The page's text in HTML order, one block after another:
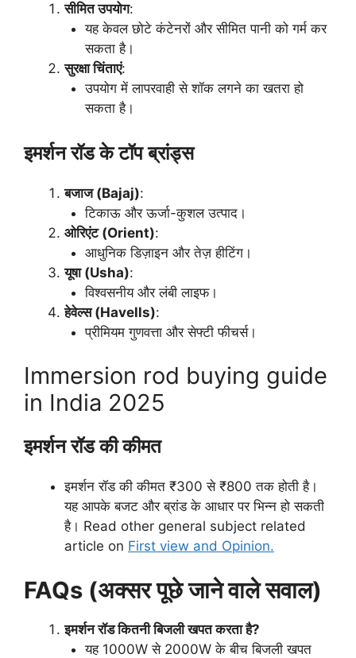
सीमित उपयोग:
यह केवल छोटे कंटेनरों और सीमित पानी को गर्म कर
सकता है।
सुरक्षा चिंताएं:
उपयोग में लापरवाही से शॉक लगने का खतरा हो
सकता है।
इमर्शन रॉड के टॉप ब्रांड्स
बजाज (Bajaj):
टिकाऊ और ऊर्जा-कुशल उत्पाद।
ओरिएंट (Orient):
आधुनिक डिज़ाइन और तेज़ हीटिंग।
यूषा (Usha):
विश्वसनीय और लंबी लाइफ।
हेवेल्स (Havells):
प्रीमियम गुणवत्ता और सेफ्टी फीचर्स।
Immersion rod buying guide
in India 2025
इमर्शन रॉड की कीमत
इमर्शन रॉड की कीमत ₹300 से ₹800 तक होती है।
यह आपके बजट और ब्रांड के आधार पर भिन्न हो सकती
है। Read other general subject related
article on First view and Opinion.
FAQs (अक्सर पूछे जाने वाले सवाल)
इमर्शन रॉड कितनी बिजली खपत करता है?
यह 1000W से 2000W के बीच बिजली खपत